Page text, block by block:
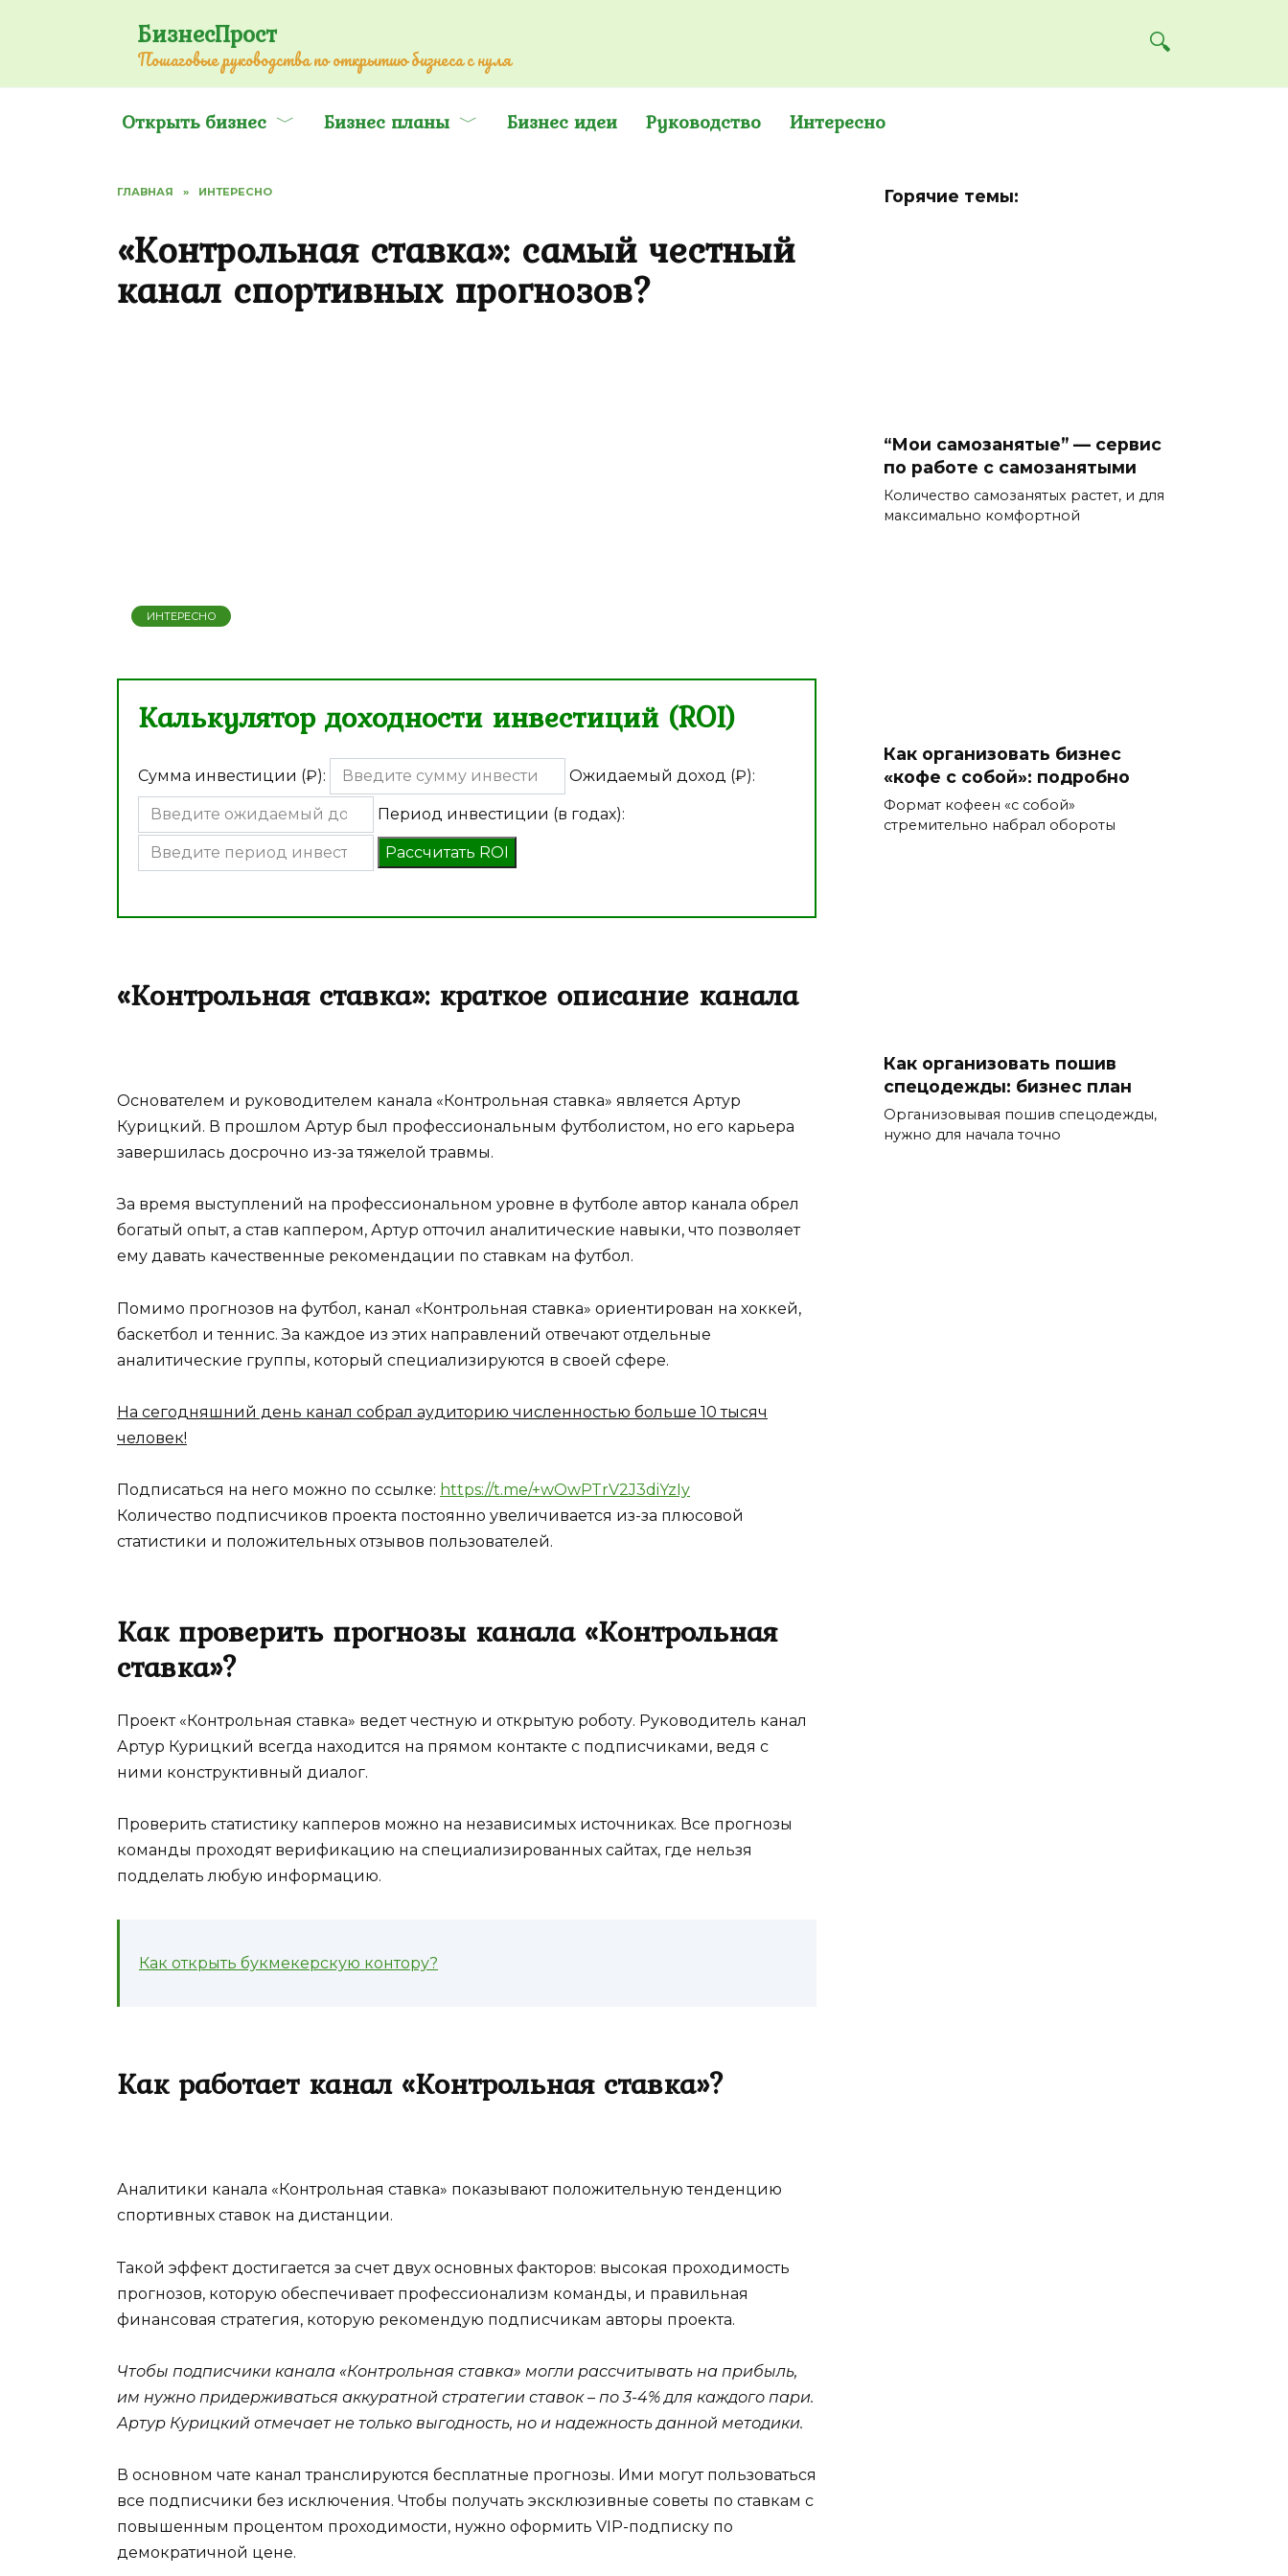
БизнесПрост
Пошаговые руководства по открытию бизнеса с нуля
Открыть бизнес Бизнес планы Бизнес идеи Руководство Интересно
ГЛАВНАЯ » ИНТЕРЕСНО
«Контрольная ставка»: самый честный
канал спортивных прогнозов?
ИНТЕРЕСНО
Калькулятор доходности инвестиций (ROI)
Сумма инвестиции (₽): Ожидаемый доход (₽):
Период инвестиции (в годах):
Рассчитать ROI
«Контрольная ставка»: краткое описание канала
Основателем и руководителем канала «Контрольная ставка» является Артур
Курицкий. В прошлом Артур был профессиональным футболистом, но его карьера
завершилась досрочно из-за тяжелой травмы.
За время выступлений на профессиональном уровне в футболе автор канала обрел
богатый опыт, а став каппером, Артур отточил аналитические навыки, что позволяет
ему давать качественные рекомендации по ставкам на футбол.
Помимо прогнозов на футбол, канал «Контрольная ставка» ориентирован на хоккей,
баскетбол и теннис. За каждое из этих направлений отвечают отдельные
аналитические группы, который специализируются в своей сфере.
На сегодняшний день канал собрал аудиторию численностью больше 10 тысяч
человек!
Подписаться на него можно по ссылке: https://t.me/+wOwPTrV2J3diYzIy
Количество подписчиков проекта постоянно увеличивается из-за плюсовой
статистики и положительных отзывов пользователей.
Как проверить прогнозы канала «Контрольная
ставка»?
Проект «Контрольная ставка» ведет честную и открытую роботу. Руководитель канал
Артур Курицкий всегда находится на прямом контакте с подписчиками, ведя с
ними конструктивный диалог.
Проверить статистику капперов можно на независимых источниках. Все прогнозы
команды проходят верификацию на специализированных сайтах, где нельзя
подделать любую информацию.
Как открыть букмекерскую контору?
Как работает канал «Контрольная ставка»?
Аналитики канала «Контрольная ставка» показывают положительную тенденцию
спортивных ставок на дистанции.
Такой эффект достигается за счет двух основных факторов: высокая проходимость
прогнозов, которую обеспечивает профессионализм команды, и правильная
финансовая стратегия, которую рекомендую подписчикам авторы проекта.
Чтобы подписчики канала «Контрольная ставка» могли рассчитывать на прибыль,
им нужно придерживаться аккуратной стратегии ставок – по 3-4% для каждого пари.
Артур Курицкий отмечает не только выгодность, но и надежность данной методики.
В основном чате канал транслируются бесплатные прогнозы. Ими могут пользоваться
все подписчики без исключения. Чтобы получать эксклюзивные советы по ставкам с
повышенным процентом проходимости, нужно оформить VIP-подписку по
демократичной цене.
Горячие темы:
“Мои самозанятые” — сервис
по работе с самозанятыми
Количество самозанятых растет, и для
максимально комфортной
Как организовать бизнес
«кофе с собой»: подробно
Формат кофеен «с собой»
стремительно набрал обороты
Как организовать пошив
спецодежды: бизнес план
Организовывая пошив спецодежды,
нужно для начала точно